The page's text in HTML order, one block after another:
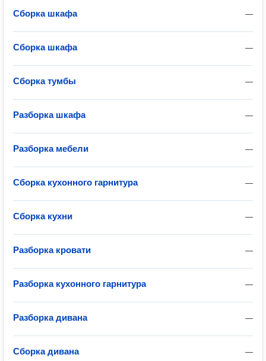
—
Сборка шкафа
—
Сборка шкафа
—
Сборка тумбы
—
Разборка шкафа
—
Разборка мебели
—
Сборка кухонного гарнитура
—
Сборка кухни
—
Разборка кровати
—
Разборка кухонного гарнитура
—
Разборка дивана
—
Сборка дивана